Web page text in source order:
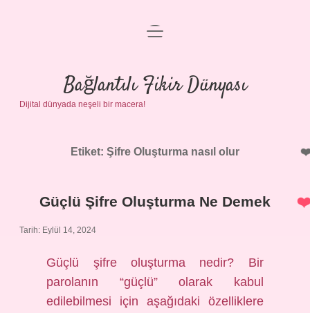
Anasayfa
Gizlilik Politikası
Yasal Uyarı
menüyü
Bağlantılı Fikir Dünyası
Dijital dünyada neşeli bir macera!
Etiket: Şifre Oluşturma nasıl olur
Güçlü Şifre Oluşturma Ne Demek
Tarih: Eylül 14, 2024
Güçlü şifre oluşturma nedir? Bir
parolanın “güçlü” olarak kabul
edilebilmesi için aşağıdaki özelliklere